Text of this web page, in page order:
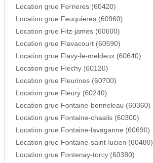
Location grue Ferrieres (60420)
Location grue Feuquieres (60960)
Location grue Fitz-james (60600)
Location grue Flavacourt (60590)
Location grue Flavy-le-meldeux (60640)
Location grue Flechy (60120)
Location grue Fleurines (60700)
Location grue Fleury (60240)
Location grue Fontaine-bonneleau (60360)
Location grue Fontaine-chaalis (60300)
Location grue Fontaine-lavaganne (60690)
Location grue Fontaine-saint-lucien (60480)
Location grue Fontenay-torcy (60380)